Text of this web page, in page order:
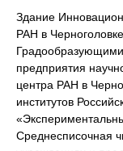
Здание
РАН в Черноголовке
предприятия
центра РАН в
институтов
Среднесписочная